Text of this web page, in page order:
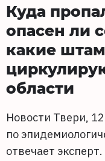
Куда
опасен ли
какие
области
Новости Твери,
по
отвечает эксперт.